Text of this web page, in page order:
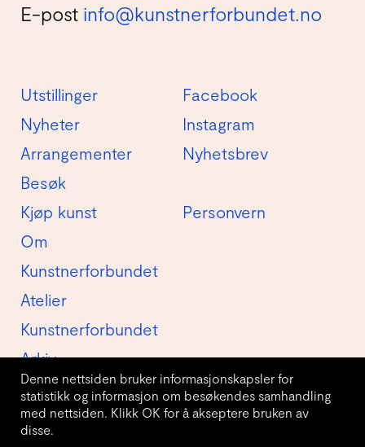
Denne nettsiden bruker informasjonskapsler for
statistikk og informasjon om besøkendes samhandling
med nettsiden. Klikk OK for å akseptere bruken av
disse.
E-post info@kunstnerforbundet.no
Utstillinger
Nyheter
Arrangementer
Besøk
Kjøp kunst
Om
Kunstnerforbundet
Atelier
Kunstnerforbundet
Arkiv
Facebook
Instagram
Nyhetsbrev
Personvern